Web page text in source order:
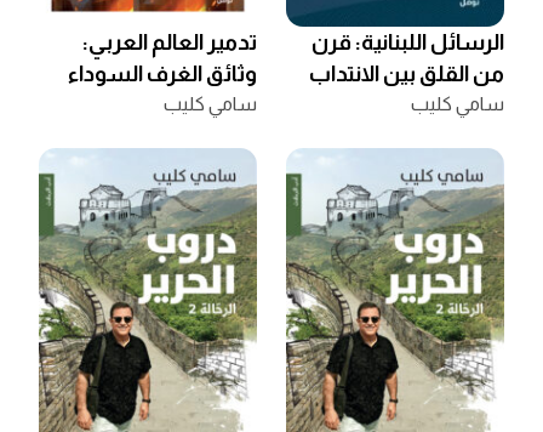
الرسائل اللبنانية: قرن
من القلق بين الانتداب
والتحرير
سامي كليب
تدمير العالم العربي:
وثائق الغرف السوداء
(طبعة محدثة مع فصل
سامي كليب